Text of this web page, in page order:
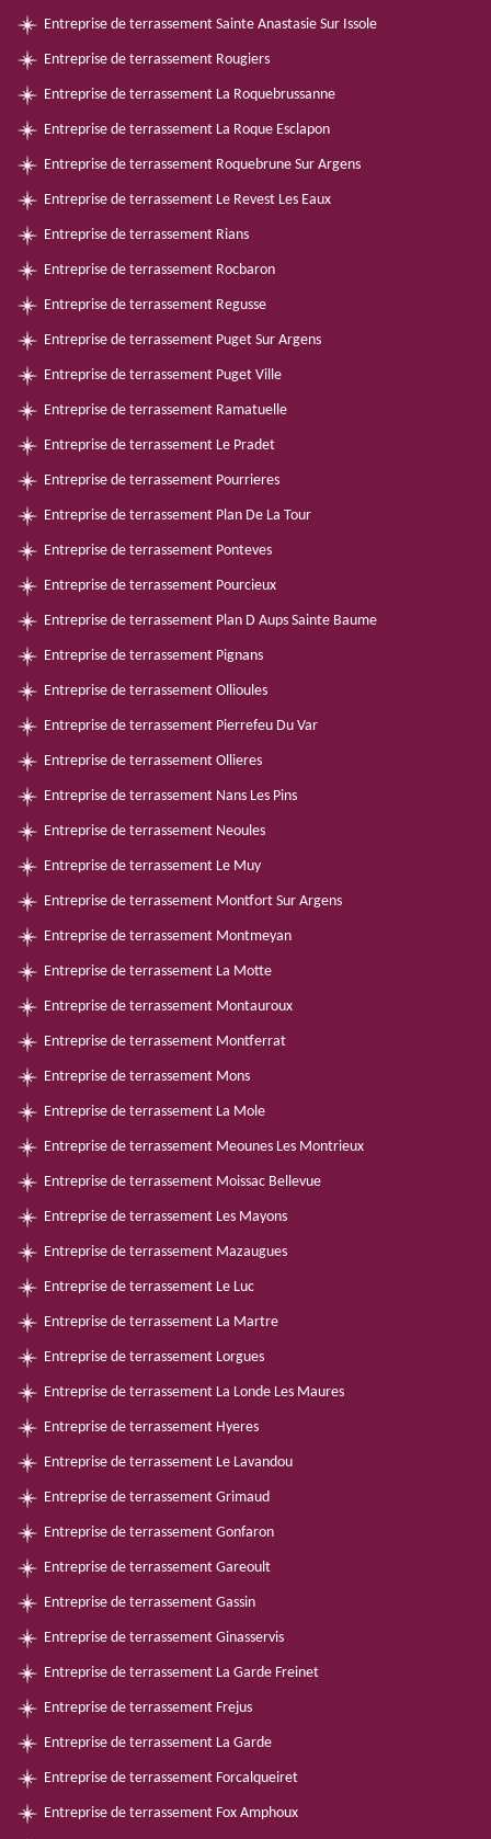
Entreprise de terrassement Sainte Anastasie Sur Issole
Entreprise de terrassement Rougiers
Entreprise de terrassement La Roquebrussanne
Entreprise de terrassement La Roque Esclapon
Entreprise de terrassement Roquebrune Sur Argens
Entreprise de terrassement Le Revest Les Eaux
Entreprise de terrassement Rians
Entreprise de terrassement Rocbaron
Entreprise de terrassement Regusse
Entreprise de terrassement Puget Sur Argens
Entreprise de terrassement Puget Ville
Entreprise de terrassement Ramatuelle
Entreprise de terrassement Le Pradet
Entreprise de terrassement Pourrieres
Entreprise de terrassement Plan De La Tour
Entreprise de terrassement Ponteves
Entreprise de terrassement Pourcieux
Entreprise de terrassement Plan D Aups Sainte Baume
Entreprise de terrassement Pignans
Entreprise de terrassement Ollioules
Entreprise de terrassement Pierrefeu Du Var
Entreprise de terrassement Ollieres
Entreprise de terrassement Nans Les Pins
Entreprise de terrassement Neoules
Entreprise de terrassement Le Muy
Entreprise de terrassement Montfort Sur Argens
Entreprise de terrassement Montmeyan
Entreprise de terrassement La Motte
Entreprise de terrassement Montauroux
Entreprise de terrassement Montferrat
Entreprise de terrassement Mons
Entreprise de terrassement La Mole
Entreprise de terrassement Meounes Les Montrieux
Entreprise de terrassement Moissac Bellevue
Entreprise de terrassement Les Mayons
Entreprise de terrassement Mazaugues
Entreprise de terrassement Le Luc
Entreprise de terrassement La Martre
Entreprise de terrassement Lorgues
Entreprise de terrassement La Londe Les Maures
Entreprise de terrassement Hyeres
Entreprise de terrassement Le Lavandou
Entreprise de terrassement Grimaud
Entreprise de terrassement Gonfaron
Entreprise de terrassement Gareoult
Entreprise de terrassement Gassin
Entreprise de terrassement Ginasservis
Entreprise de terrassement La Garde Freinet
Entreprise de terrassement Frejus
Entreprise de terrassement La Garde
Entreprise de terrassement Forcalqueiret
Entreprise de terrassement Fox Amphoux